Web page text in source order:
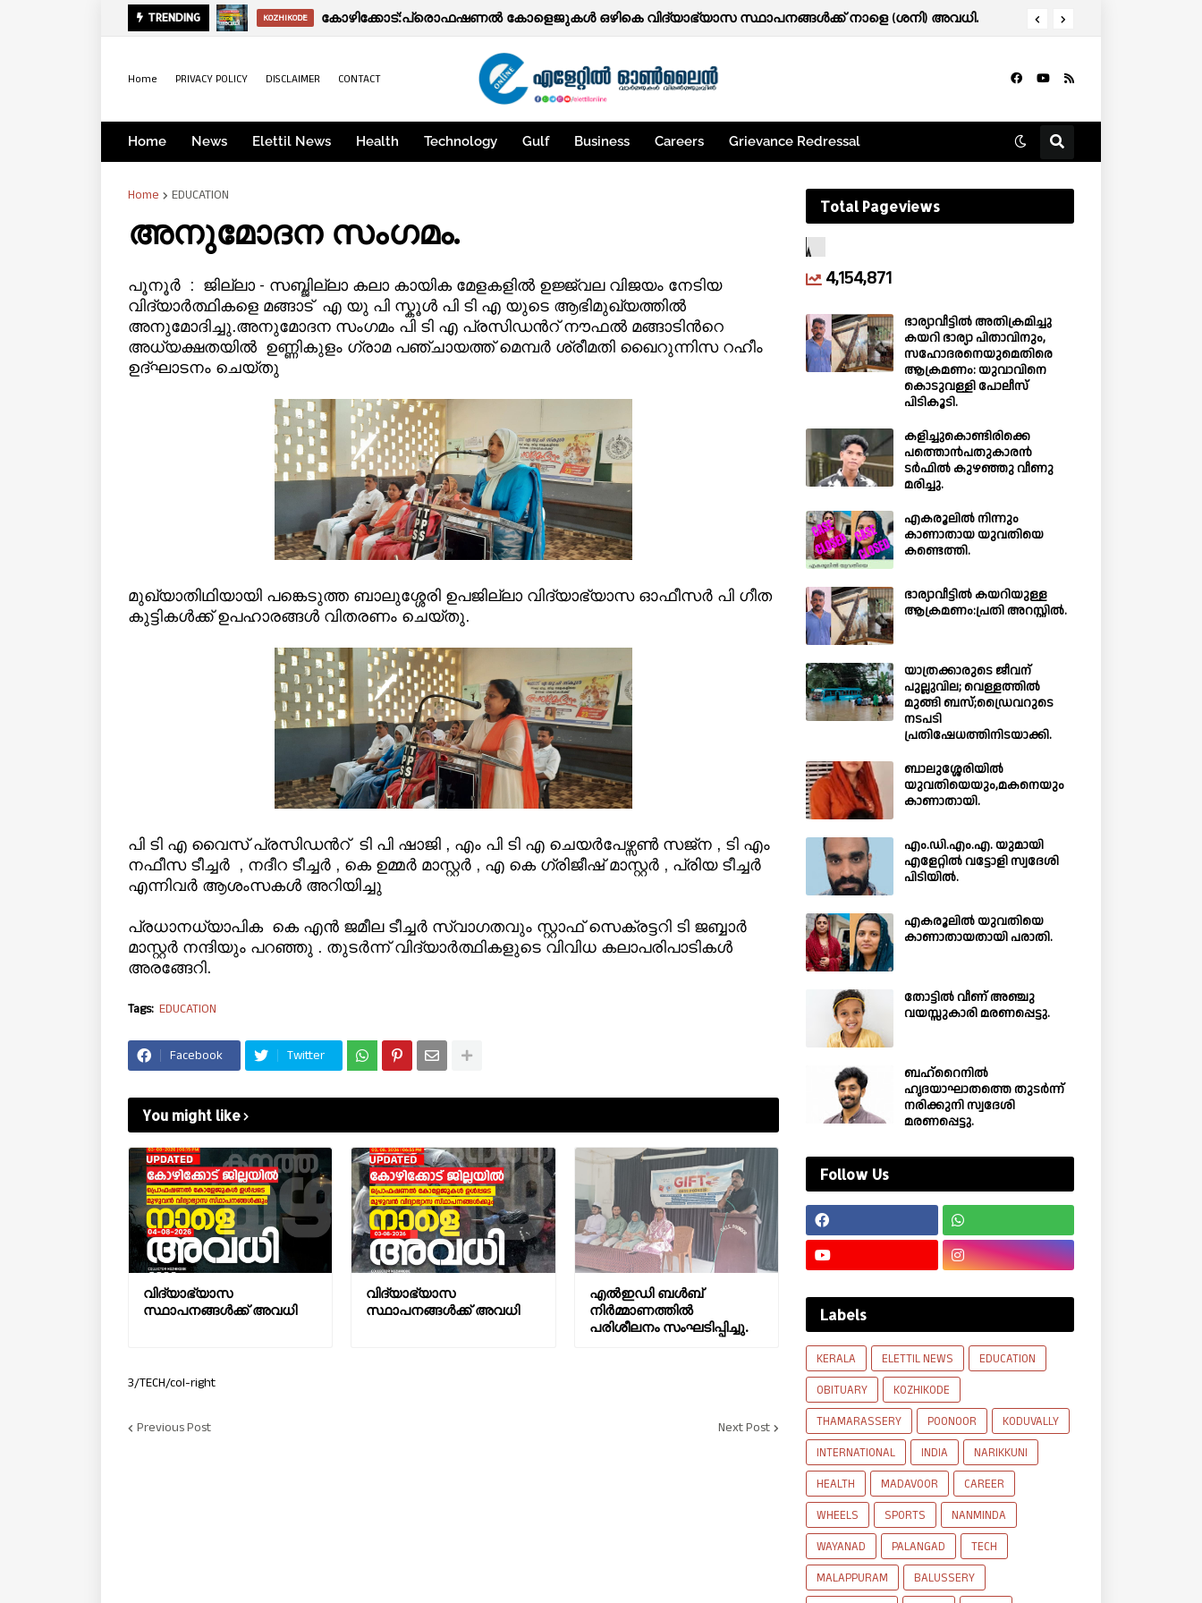
TRENDING KOZHIKODE കോഴിക്കോട്:പ്രൊഫഷണൽ കോളെജുകൾ ഒഴികെ വിദ്യാഭ്യാസ സ്ഥാപനങ്ങൾക്ക് നാളെ (ശനി) അവധി.
KERALA സായാഹ്ന വാര്‍ത്തകള്‍.
Home PRIVACY POLICY DISCLAIMER CONTACT
Home News Elettil News Health Technology Gulf Business Careers Grievance Redressal
Home EDUCATION
അനുമോദന സംഗമം.
പൂനൂര്‍ : ജില്ലാ - സബ്ജില്ലാ കലാ കായിക മേളകളില്‍ ഉജ്ജ്വല വിജയം നേടിയ
വിദ്യാര്‍ത്ഥികളെ മങ്ങാട് എ യു പി സ്കൂള്‍ പി ടി എ യുടെ ആഭിമുഖ്യത്തില്‍
അനുമോദിച്ചു.അനുമോദന സംഗമം പി ടി എ പ്രസിഡന്‍റ് നൗഫല്‍ മങ്ങാടിന്‍റെ
അധ്യക്ഷതയില്‍ ഉണ്ണികുളം ഗ്രാമ പഞ്ചായത്ത് മെമ്പര്‍ ശ്രീമതി ഖൈറുന്നിസ റഹീം
ഉദ്ഘാടനം ചെയ്തു
മുഖ്യാതിഥിയായി പങ്കെടുത്ത ബാലുശ്ശേരി ഉപജില്ലാ വിദ്യാഭ്യാസ ഓഫീസര്‍ പി ഗീത
കുട്ടികള്‍ക്ക് ഉപഹാരങ്ങള്‍ വിതരണം ചെയ്തു.
പി ടി എ വൈസ് പ്രസിഡന്‍റ് ടി പി ഷാജി , എം പി ടി എ ചെയര്‍പേഴ്സണ്‍ സജ്ന , ടി എം
നഫീസ ടീച്ചര്‍ , നദീറ ടീച്ചര്‍ , കെ ഉമ്മര്‍ മാസ്റ്റര്‍ , എ കെ ഗ്രിജീഷ് മാസ്റ്റര്‍ , പ്രിയ ടീച്ചര്‍
എന്നിവര്‍ ആശംസകള്‍ അറിയിച്ചു
പ്രധാനധ്യാപിക കെ എന്‍ ജമീല ടീച്ചര്‍ സ്വാഗതവും സ്റ്റാഫ് സെക്രട്ടറി ടി ജബ്ബാര്‍
മാസ്റ്റര്‍ നന്ദിയും പറഞ്ഞു . തുടര്‍ന്ന് വിദ്യാര്‍ത്ഥികളുടെ വിവിധ കലാപരിപാടികള്‍
അരങ്ങേറി.
Tags: EDUCATION
Facebook Twitter
You might like
വിദ്യാഭ്യാസ
സ്ഥാപനങ്ങൾക്ക് അവധി
വിദ്യാഭ്യാസ
സ്ഥാപനങ്ങൾക്ക് അവധി
എൽഇഡി ബൾബ്
നിർമ്മാണത്തിൽ
പരിശീലനം സംഘടിപ്പിച്ചു.
3/TECH/col-right
Previous Post Next Post
Total Pageviews
4,154,871
ഭാര്യാവീട്ടിൽ അതിക്രമിച്ചു
കയറി ഭാര്യാ പിതാവിനും,
സഹോദരനെയുമെതിരെ
ആക്രമണം: യുവാവിനെ
കൊടുവള്ളി പോലീസ്
പിടികൂടി.
കളിച്ചുകൊണ്ടിരിക്കെ
പത്തൊൻപതുകാരൻ
ടർഫിൽ കുഴഞ്ഞു വീണു
മരിച്ചു.
എകരൂലിൽ നിന്നും
കാണാതായ യുവതിയെ
കണ്ടെത്തി.
ഭാര്യാവീട്ടിൽ കയറിയുള്ള
ആക്രമണം:പ്രതി അറസ്റ്റിൽ.
യാത്രക്കാരുടെ ജീവന്
പുല്ലുവില; വെള്ളത്തിൽ
മുങ്ങി ബസ്;ഡ്രൈവറുടെ
നടപടി
പ്രതിഷേധത്തിനിടയാക്കി.
ബാലുശ്ശേരിയില്‍
യുവതിയെയും,മകനെയും
കാണാതായി.
എം.ഡി.എം.എ. യുമായി
എളേറ്റിൽ വട്ടോളി സ്വദേശി
പിടിയിൽ.
എകരൂലിൽ യുവതിയെ
കാണാതായതായി പരാതി.
തോട്ടിൽ വീണ് അഞ്ചു
വയസ്സുകാരി മരണപ്പെട്ടു.
ബഹ്‌റൈനിൽ
ഹൃദയാഘാതത്തെ തുടർന്ന്
നരിക്കുനി സ്വദേശി
മരണപ്പെട്ടു.
Follow Us
Labels
KERALA ELETTIL NEWS
EDUCATION
OBITUARY
KOZHIKODE
THAMARASSERY
POONOOR
KODUVALLY
INTERNATIONAL
INDIA
NARIKKUNI
HEALTH
MADAVOOR
CAREER
WHEELS
SPORTS
NANMINDA
WAYANAD
PALANGAD
TECH
MALAPPURAM
BALUSSERY